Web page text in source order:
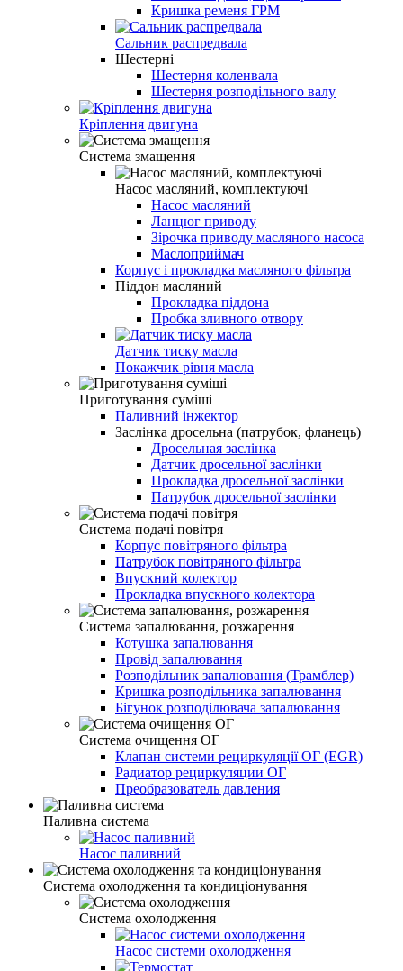
Кришка ременя ГРМ
Сальник распредвала
Шестерні
Шестерня коленвала
Шестерня розподільного валу
Кріплення двигуна
Система змащення
Насос масляний, комплектуючі
Насос масляний
Ланцюг приводу
Зірочка приводу масляного насоса
Маслоприймач
Корпус і прокладка масляного фільтра
Піддон масляний
Прокладка піддона
Пробка зливного отвору
Датчик тиску масла
Покажчик рівня масла
Приготування суміші
Паливний інжектор
Заслінка дросельна (патрубок, фланець)
Дросельная заслінка
Датчик дросельної заслінки
Прокладка дросельної заслінки
Патрубок дросельної заслінки
Система подачі повітря
Корпус повітряного фільтра
Патрубок повітряного фільтра
Впускний колектор
Прокладка впускного колектора
Система запалювання, розжарення
Котушка запалювання
Провід запалювання
Розподільник запалювання (Трамблер)
Кришка розподільника запалювання
Бігунок розподілювача запалювання
Система очищення ОГ
Клапан системи рециркуляції ОГ (EGR)
Радиатор рециркуляции ОГ
Преобразователь давления
Паливна система
Насос паливний
Система охолодження та кондиціонування
Система охолодження
Насос системи охолодження